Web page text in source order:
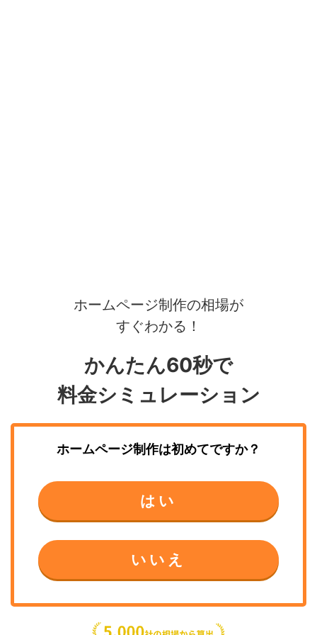
ホームページ制作の相場が
すぐわかる！
かんたん60秒で
料金シミュレーション
ホームページ制作は初めてですか？
はい
いいえ